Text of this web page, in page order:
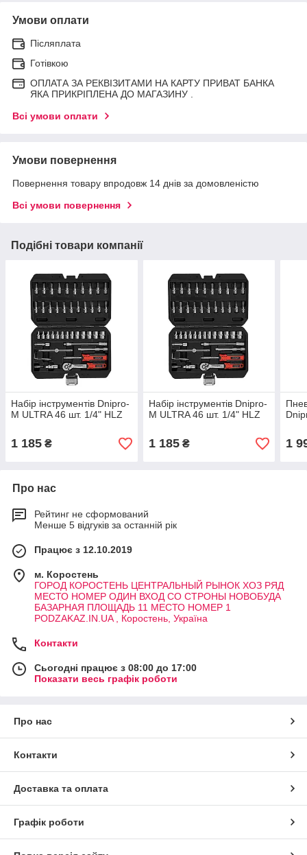
Умови оплати
Післяплата
Готівкою
ОПЛАТА ЗА РЕКВІЗИТАМИ НА КАРТУ ПРИВАТ БАНКА
ЯКА ПРИКРІПЛЕНА ДО МАГАЗИНУ .
Всі умови оплати
Умови повернення
Повернення товару впродовж 14 днів за домовленістю
Всі умови повернення
Подібні товари компанії
Набір інструментів Dnipro-
M ULTRA 46 шт. 1/4" HLZ
1 185 ₴
Набір інструментів Dnipro-
M ULTRA 46 шт. 1/4" HLZ
1 185₴ 1
Про нас
Рейтинг не сформований
Менше 5 відгуків за останній рік
Працює з 12.10.2019
м. Коростень
ГОРОД КОРОСТЕНЬ ЦЕНТРАЛЬНЫЙ РЫНОК ХОЗ РЯД
МЕСТО НОМЕР ОДИН ВХОД СО СТРОНЫ НОВОБУДА
БАЗАРНАЯ ПЛОЩАДЬ 11 МЕСТО НОМЕР 1
PODZAKAZ.IN.UA , Коростень, Україна
Контакти
Сьогодні працює з 08:00 до 17:00
Показати весь графік роботи
Про нас
Контакти
Доставка та оплата
Графік роботи